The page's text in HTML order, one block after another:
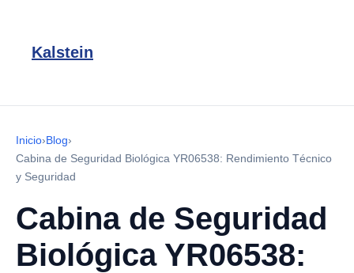
Kalstein
Inicio›Blog›
Cabina de Seguridad Biológica YR06538: Rendimiento Técnico
y Seguridad
Cabina de Seguridad
Biológica YR06538: